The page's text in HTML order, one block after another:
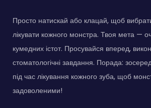
Просто натискай або клацай, щоб
лікувати кожного монстра. Твоя мета —
кумедних істот. Просувайся вперед,
стоматологічні завдання. Порада:
під час лікування кожного зуба, щоб
задоволеними!